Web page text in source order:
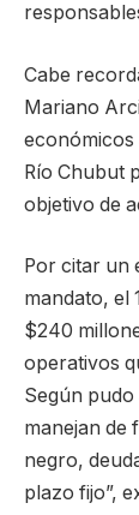
Cabe
Mariano
económicos
Río Chubut
objetivo de
Por citar un
mandato, el
$240
operativos
Según pudo
manejan de
negro,
plazo fijo”,